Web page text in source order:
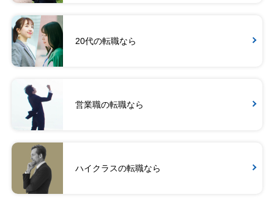
20代の転職なら
営業職の転職なら
ハイクラスの転職なら